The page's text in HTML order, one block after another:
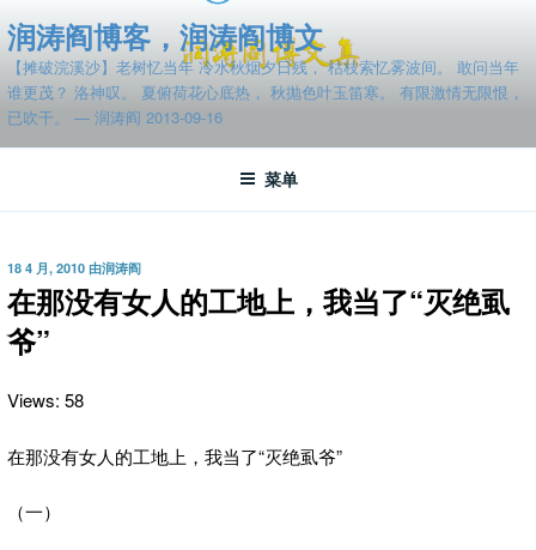
至
容
润涛阎博客，润涛阎博文
【摊破浣溪沙】老树忆当年 冷水秋烟夕日残， 枯枝索忆雾波间。 敢问当年
谁更茂？ 洛神叹。 夏俯荷花心底热， 秋抛色叶玉笛寒。 有限激情无限恨，
已吹干。 — 润涛阎 2013-09-16
菜单
发
布
于
18 4 月, 2010 由润涛阎
在那没有女人的工地上，我当了“灭绝虱
爷”
Views: 58
在那没有女人的工地上，我当了“灭绝虱爷”
（一）